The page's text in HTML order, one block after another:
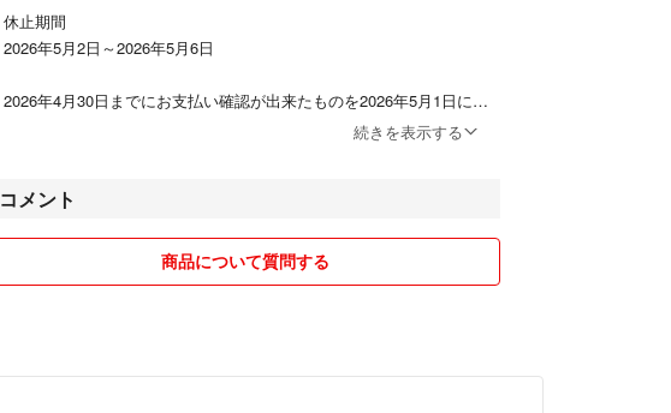
◆◆◆◆◆◆◆◆◆◆◆◆
【素材】
◆◆◆◆◆◆◆◆◆◆◆◆
Favori管理番号・04-22103005-2343
◆◆◆◆◆◆◆◆◆◆◆◆
休止期間
2026年5月2日～2026年5月6日
2026年4月30日までにお支払い確認が出来たものを2026年5月1日に発
に順次発送いたします。
以下 ご理解いただける方のみ ご購入お願い致します。
続きを表示する
コメント
商品について質問する